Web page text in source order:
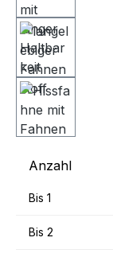
Anzahl
Bis 1
Bis 2